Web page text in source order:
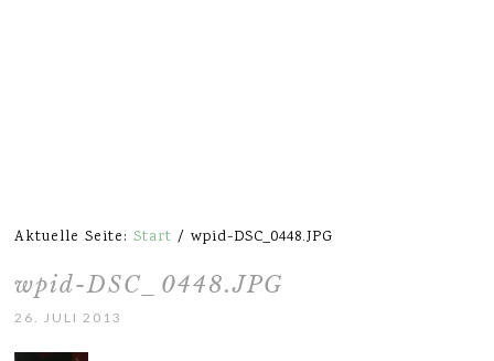
Aktuelle Seite:Start / wpid-DSC_0448.JPG
wpid-DSC_0448.JPG
26. JULI 2013